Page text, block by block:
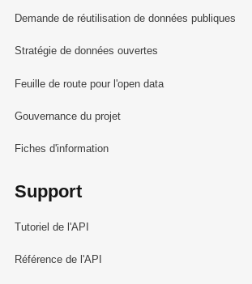
Demande de réutilisation de données publiques
Stratégie de données ouvertes
Feuille de route pour l'open data
Gouvernance du projet
Fiches d'information
Support
Tutoriel de l'API
Référence de l'API